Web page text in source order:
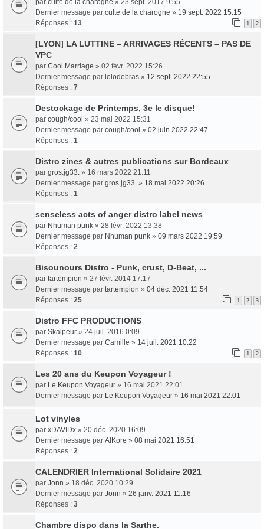
par culte de la charogne » 23 sept. 2017 9:55
Dernier message par culte de la charogne » 19 sept. 2022 15:15
Réponses : 13 1 2
[LYON] LA LUTTINE – ARRIVAGES RÉCENTS – PAS DE
VPC
par Cool Marriage » 02 févr. 2022 15:26
Dernier message par lolodebras » 12 sept. 2022 22:55
Réponses : 7
Destockage de Printemps, 3e le disque!
par cough/cool » 23 mai 2022 15:31
Dernier message par cough/cool » 02 juin 2022 22:47
Réponses : 1
Distro zines & autres publications sur Bordeaux
par gros.jg33. » 16 mars 2022 21:11
Dernier message par gros.jg33. » 18 mai 2022 20:26
Réponses : 1
senseless acts of anger distro label news
par Nhuman punk » 28 févr. 2022 13:38
Dernier message par Nhuman punk » 09 mars 2022 19:59
Réponses : 2
Bisounours Distro - Punk, crust, D-Beat, ...
par tartempion » 27 févr. 2014 17:17
Dernier message par tartempion » 04 déc. 2021 11:54
Réponses : 25 1 2 3
Distro FFC PRODUCTIONS
par Skalpeur » 24 juil. 2016 0:09
Dernier message par Camille » 14 juil. 2021 10:22
Réponses : 10 1 2
Les 20 ans du Keupon Voyageur !
par Le Keupon Voyageur » 16 mai 2021 22:01
Dernier message par Le Keupon Voyageur » 16 mai 2021 22:01
Lot vinyles
par xDAVIDx » 20 déc. 2020 16:09
Dernier message par AlKore » 08 mai 2021 16:51
Réponses : 2
CALENDRIER International Solidaire 2021
par Jonn » 18 déc. 2020 10:29
Dernier message par Jonn » 26 janv. 2021 11:16
Réponses : 3
Chambre dispo dans la Sarthe.